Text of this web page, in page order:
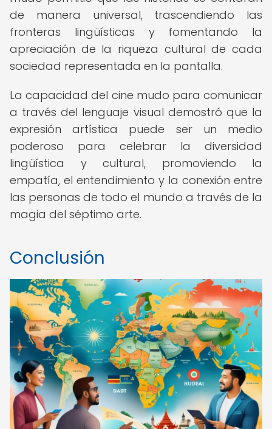
de manera universal, trascendiendo las
fronteras lingüísticas y fomentando la
apreciación de la riqueza cultural de cada
sociedad representada en la pantalla.
La capacidad del cine mudo para comunicar
a través del lenguaje visual demostró que la
expresión artística puede ser un medio
poderoso para celebrar la diversidad
lingüística y cultural, promoviendo la
empatía, el entendimiento y la conexión entre
las personas de todo el mundo a través de la
magia del séptimo arte.
Conclusión